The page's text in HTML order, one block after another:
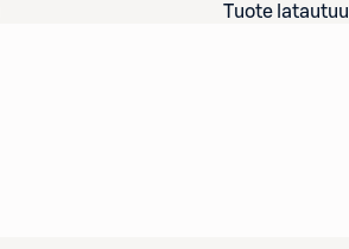
Tuote latautuu